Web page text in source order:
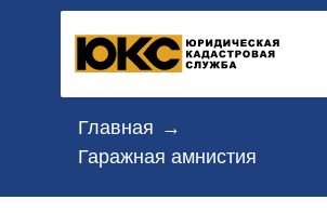
Главная →
Гаражная амнистия